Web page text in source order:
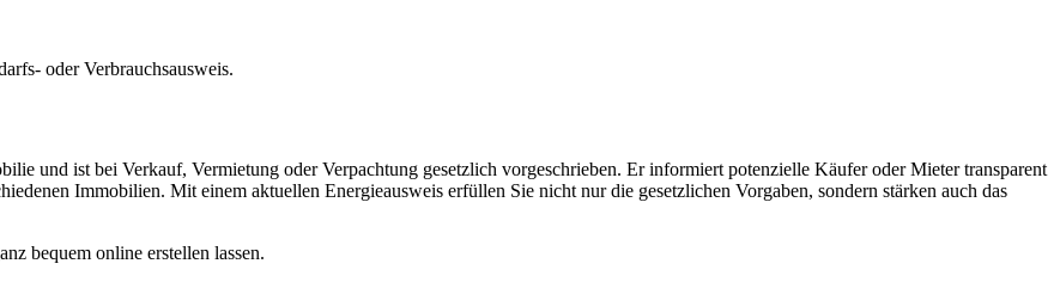
oder Verbrauchsausweis.
und ist bei Verkauf, Vermietung oder Verpachtung gesetzlich vorgeschrieben. Er informiert potenzielle Käufer oder Mieter transparent
Immobilien. Mit einem aktuellen Energieausweis erfüllen Sie nicht nur die gesetzlichen Vorgaben, sondern stärken auch das
bequem online erstellen lassen.